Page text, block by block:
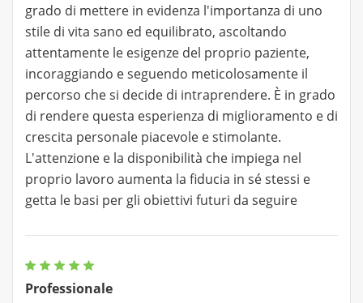
grado di mettere in evidenza l'importanza di uno
stile di vita sano ed equilibrato, ascoltando
attentamente le esigenze del proprio paziente,
incoraggiando e seguendo meticolosamente il
percorso che si decide di intraprendere. È in grado
di rendere questa esperienza di miglioramento e di
crescita personale piacevole e stimolante.
L'attenzione e la disponibilità che impiega nel
proprio lavoro aumenta la fiducia in sé stessi e
getta le basi per gli obiettivi futuri da seguire
Professionale